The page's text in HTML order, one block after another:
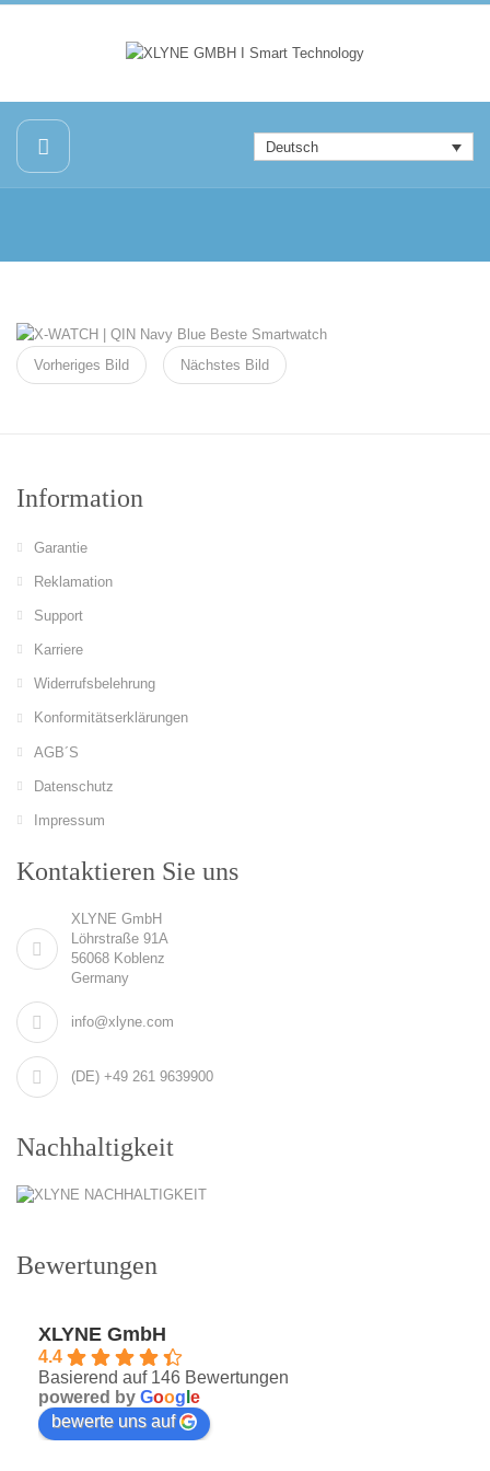
Deutsch
Vorheriges Bild Nächstes Bild
Information
Garantie
Reklamation
Support
Karriere
Widerrufsbelehrung
Konformitätserklärungen
AGB´S
Datenschutz
Impressum
Kontaktieren Sie uns
XLYNE GmbH
Löhrstraße 91A
56068 Koblenz
Germany
info@xlyne.com
(DE) +49 261 9639900
Nachhaltigkeit
Bewertungen
XLYNE GmbH
4.4
Basierend auf 146 Bewertungen
powered by Goog e
bewerte uns auf